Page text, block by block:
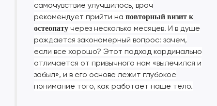
самочувствие улучшилось, врач
рекомендует прийти на повторный визит к
остеопату через несколько месяцев. И в душе
рождается закономерный вопрос: зачем,
если все хорошо? Этот подход кардинально
отличается от привычного нам «вылечился и
забыл», и в его основе лежит глубокое
понимание того, как работает наше тело.